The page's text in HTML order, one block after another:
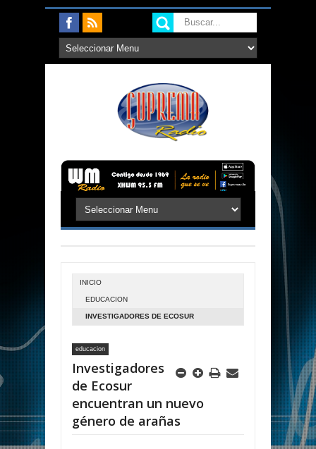
INICIO
EDUCACION
INVESTIGADORES DE ECOSUR
ARAÑAS
educacion
Investigadores
de Ecosur
encuentran un nuevo
género de arañas